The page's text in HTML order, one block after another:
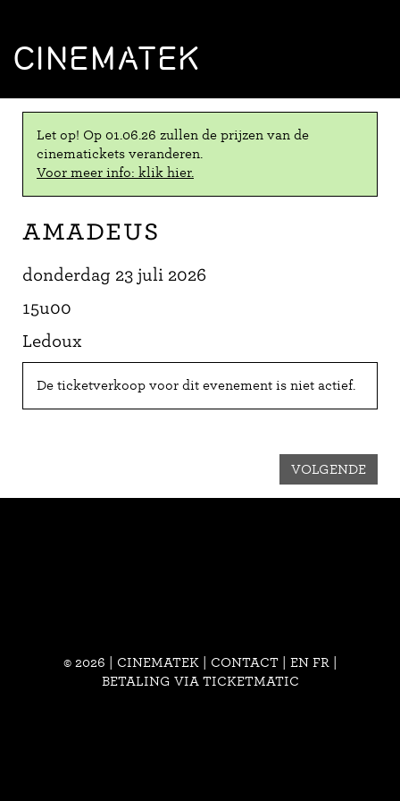
CINEMATEK
Let op! Op 01.06.26 zullen de prijzen van de
cinematickets veranderen.
Voor meer info: klik hier.
Amadeus
donderdag 23 juli 2026
15u00
Ledoux
De ticketverkoop voor dit evenement is niet actief.
VOLGENDE
© 2026 | CINEMATEK | CONTACT| EN FR
BETALING VIA TICKETMATIC